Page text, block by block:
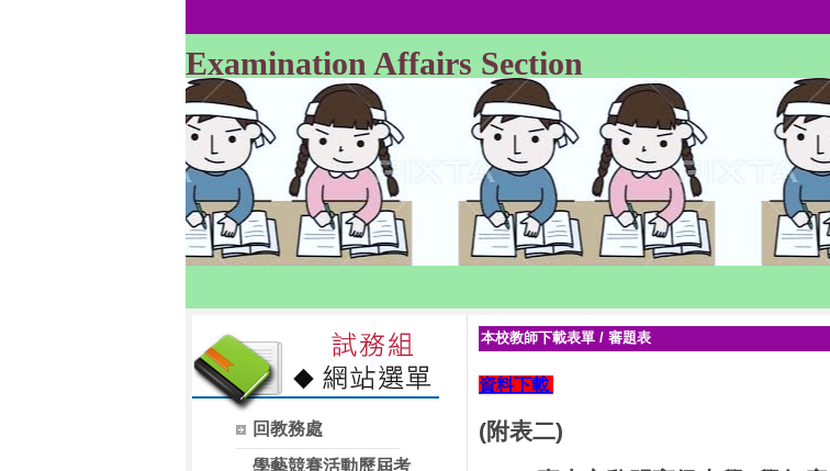
Examination Affairs Section
回教務處
學藝競賽活動歷屆考
本校教師下載表單/ 審題表
資料下載
(附表二)